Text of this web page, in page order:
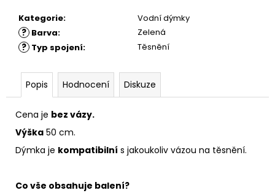
Kategorie: Vodní dýmky
? Barva: Zelená
? Typ spojení: Těsnění
Popis Hodnocení Diskuze
Cena je bez vázy.
Výška 50 cm.
Dýmka je kompatibilní s jakoukoliv vázou na těsnění.
Co vše obsahuje balení?